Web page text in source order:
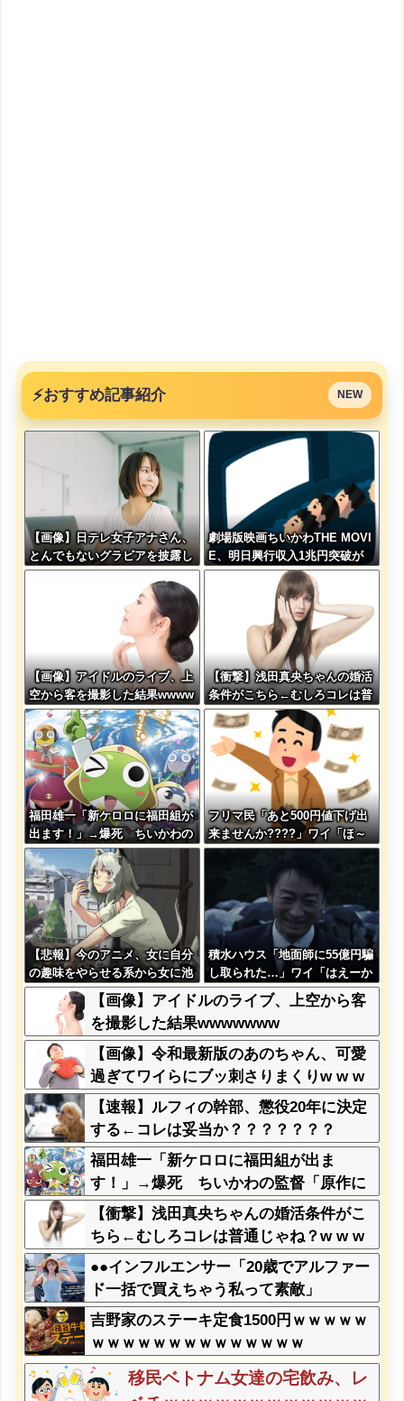
⚡おすすめ記事紹介 NEW
【画像】日テレ女子アナさん、
とんでもないグラビアを披露し
た結果・・・
劇場版映画ちいかわTHE MOVI
E、明日興行収入1兆円突破が
確実にｗｗｗｗｗｗｗｗｗｗｗ
【画像】アイドルのライブ、上
空から客を撮影した結果wwww
www
【衝撃】浅田真央ちゃんの婚活
条件がこちら←むしろコレは普
通じゃね？w w w w w w w w
福田雄一「新ケロロに福田組が
出ます！」→爆死 ちいかわの
監督「原作に忠実に」→爆売れ
フリマ民「あと500円値下げ出
来ませんか????」ワイ「ほ～
い購入ｗ」
【悲報】今のアニメ、女に自分
の趣味をやらせる系から女に池
沼役をやらせる系へ変化
積水ハウス「地面師に55億円騙
し取られた…」ワイ「はえーか
わいそう…会社滅茶苦茶やろな
ぁ」→
【画像】アイドルのライブ、上空から客
を撮影した結果wwwwwww
【画像】令和最新版のあのちゃん、可愛
過ぎてワイらにブッ刺さりまくりw w w
w w w
【速報】ルフィの幹部、懲役20年に決定
する←コレは妥当か？？？？？？？
福田雄一「新ケロロに福田組が出ま
す！」→爆死 ちいかわの監督「原作に
忠実に」→爆売れ
【衝撃】浅田真央ちゃんの婚活条件がこ
ちら←むしろコレは普通じゃね？w w w
w w w w w
●●インフルエンサー「20歳でアルファー
ド一括で買えちゃう私って素敵」
吉野家のステーキ定食1500円ｗｗｗｗｗ
ｗｗｗｗｗｗｗｗｗｗｗｗｗｗ
移民ベトナム女達の宅飲み、レ